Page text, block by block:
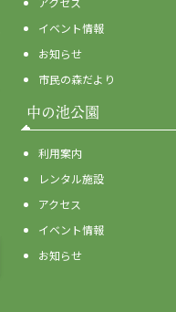
イベント情報
お知らせ
市民の森だより
中の池公園
利用案内
レンタル施設
アクセス
イベント情報
お知らせ